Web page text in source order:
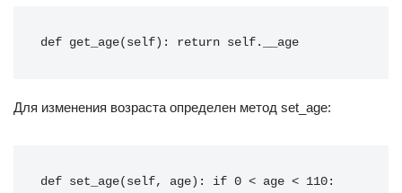
def get_age(self): return self.__age
Для изменения возраста определен метод set_age:
def set_age(self, age): if 0 < age < 110: